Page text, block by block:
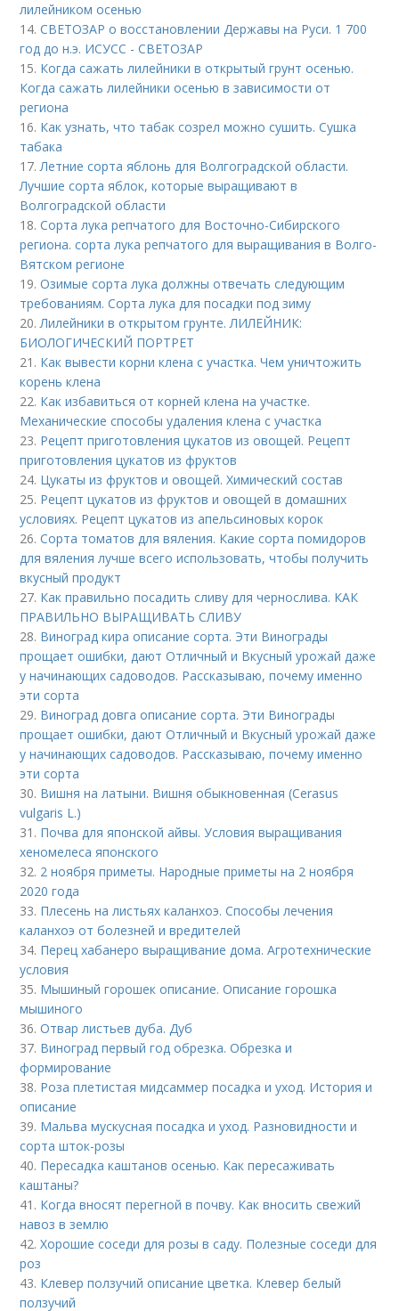
лилейником осенью
14.СВЕТОЗАР о восстановлении Державы на Руси. 1 700
год до н.э. ИСУСС - СВЕТОЗАР
15. Когда сажать лилейники в открытый грунт осенью.
Когда сажать лилейники осенью в зависимости от
региона
16. Как узнать, что табак созрел можно сушить. Сушка
табака
17.Летние сорта яблонь для Волгоградской области.
Лучшие сорта яблок, которые выращивают в
Волгоградской области
18.Сорта лука репчатого для Восточно-Сибирского
региона. сорта лука репчатого для выращивания в Волго-
Вятском регионе
19.Озимые сорта лука должны отвечать следующим
требованиям. Сорта лука для посадки под зиму
20.Лилейники в открытом грунте. ЛИЛЕЙНИК:
БИОЛОГИЧЕСКИЙ ПОРТРЕТ
21. Как вывести корни клена с участка. Чем уничтожить
корень клена
22. Как избавиться от корней клена на участке.
Механические способы удаления клена с участка
23. Рецепт приготовления цукатов из овощей. Рецепт
приготовления цукатов из фруктов
24. Цукаты из фруктов и овощей. Химический состав
25. Рецепт цукатов из фруктов и овощей в домашних
условиях. Рецепт цукатов из апельсиновых корок
26.Сорта томатов для вяления. Какие сорта помидоров
для вяления лучше всего использовать, чтобы получить
вкусный продукт
27. Как правильно посадить сливу для чернослива. КАК
ПРАВИЛЬНО ВЫРАЩИВАТЬ СЛИВУ
28. Виноград кира описание сорта. Эти Винограды
прощает ошибки, дают Отличный и Вкусный урожай даже
у начинающих садоводов. Рассказываю, почему именно
эти сорта
29. Виноград довга описание сорта. Эти Винограды
прощает ошибки, дают Отличный и Вкусный урожай даже
у начинающих садоводов. Рассказываю, почему именно
эти сорта
30. Вишня на латыни. Вишня обыкновенная (Cerasus
vulgaris L.)
31. Почва для японской айвы. Условия выращивания
хеномелеса японского
32. 2 ноября приметы. Народные приметы на 2 ноября
2020 года
33. Плесень на листьях каланхоэ. Способы лечения
каланхоэ от болезней и вредителей
34. Перец хабанеро выращивание дома. Агротехнические
условия
35. Мышиный горошек описание. Описание горошка
мышиного
36.Отвар листьев дуба. Дуб
37. Виноград первый год обрезка. Обрезка и
формирование
38. Роза плетистая мидсаммер посадка и уход. История и
описание
39. Мальва мускусная посадка и уход. Разновидности и
сорта шток-розы
40. Пересадка каштанов осенью. Как пересаживать
каштаны?
41. Когда вносят перегной в почву. Как вносить свежий
навоз в землю
42.Хорошие соседи для розы в саду. Полезные соседи для
роз
43. Клевер ползучий описание цветка. Клевер белый
ползучий